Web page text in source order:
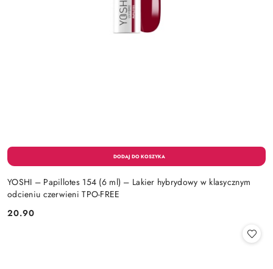
YOSHI – Papillotes 154 (6 ml) – Lakier hybrydowy w klasycznym
odcieniu czerwieni TPO-FREE
Cena:
20.90